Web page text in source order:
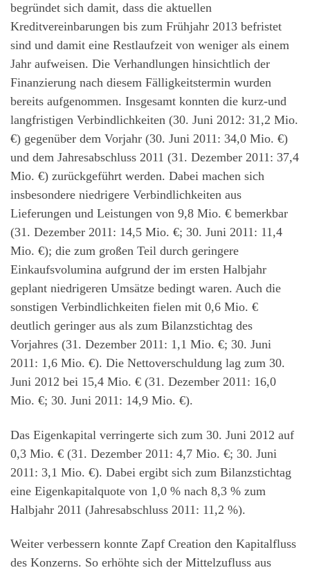
begründet sich damit, dass die aktuellen
Kreditvereinbarungen bis zum Frühjahr 2013 befristet
sind und damit eine Restlaufzeit von weniger als einem
Jahr aufweisen. Die Verhandlungen hinsichtlich der
Finanzierung nach diesem Fälligkeitstermin wurden
bereits aufgenommen. Insgesamt konnten die kurz-und
langfristigen Verbindlichkeiten (30. Juni 2012: 31,2 Mio.
€) gegenüber dem Vorjahr (30. Juni 2011: 34,0 Mio. €)
und dem Jahresabschluss 2011 (31. Dezember 2011: 37,4
Mio. €) zurückgeführt werden. Dabei machen sich
insbesondere niedrigere Verbindlichkeiten aus
Lieferungen und Leistungen von 9,8 Mio. € bemerkbar
(31. Dezember 2011: 14,5 Mio. €; 30. Juni 2011: 11,4
Mio. €); die zum großen Teil durch geringere
Einkaufsvolumina aufgrund der im ersten Halbjahr
geplant niedrigeren Umsätze bedingt waren. Auch die
sonstigen Verbindlichkeiten fielen mit 0,6 Mio. €
deutlich geringer aus als zum Bilanzstichtag des
Vorjahres (31. Dezember 2011: 1,1 Mio. €; 30. Juni
2011: 1,6 Mio. €). Die Nettoverschuldung lag zum 30.
Juni 2012 bei 15,4 Mio. € (31. Dezember 2011: 16,0
Mio. €; 30. Juni 2011: 14,9 Mio. €).
Das Eigenkapital verringerte sich zum 30. Juni 2012 auf
0,3 Mio. € (31. Dezember 2011: 4,7 Mio. €; 30. Juni
2011: 3,1 Mio. €). Dabei ergibt sich zum Bilanzstichtag
eine Eigenkapitalquote von 1,0 % nach 8,3 % zum
Halbjahr 2011 (Jahresabschluss 2011: 11,2 %).
Weiter verbessern konnte Zapf Creation den Kapitalfluss
des Konzerns. So erhöhte sich der Mittelzufluss aus